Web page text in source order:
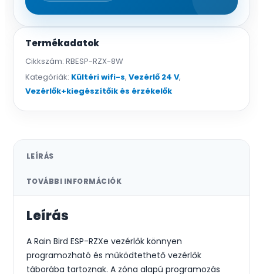
Termékadatok
Cikkszám: RBESP-RZX-8W
Kategóriák: Kültéri wifi-s, Vezérlő 24 V,
Vezérlők+kiegészítőik és érzékelők
LEÍRÁS
TOVÁBBI INFORMÁCIÓK
Leírás
A Rain Bird ESP-RZXe vezérlők könnyen
programozható és működtethető vezérlők
táborába tartoznak. A zóna alapú programozás